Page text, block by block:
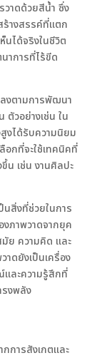
าดด้วยสีน้ำ ซึ่ง
ร้างสรรค์ที่แตก
นได้จริงในชีวิต
าการที่ไร้ขีด
งตามการพัฒนา
ตัวอย่างเช่น ใน
งได้รับความนิยม
กที่จะใช้เทคนิคที่
น เช่น งานศิลปะ
นสิ่งที่ช่วยในการ
งภาพวาดจากยุค
มัย ความคิด และ
ดยังเป็นเครื่อง
และความรู้สึกที่
งพลัง
การสังเกตและ